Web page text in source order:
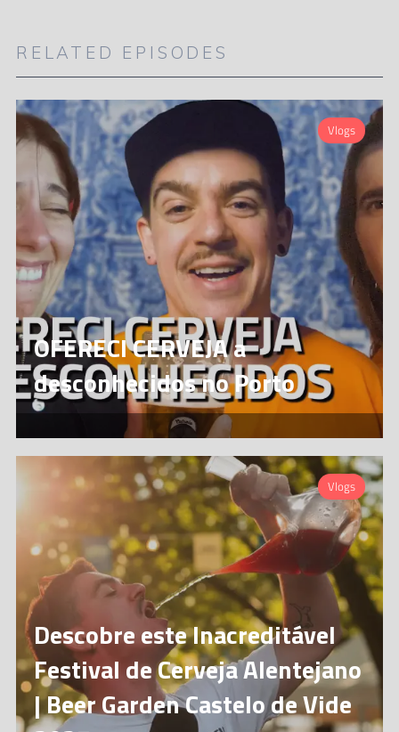
RELATED EPISODES
Vlogs
OFERECI CERVEJA a
desconhecidos no Porto
Vlogs
Descobre este Inacreditável
Festival de Cerveja Alentejano
| Beer Garden Castelo de Vide